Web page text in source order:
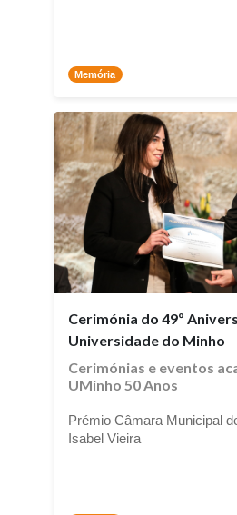
Memória
Cerimónia do 49º
Universidade do Minho
Cerimónias e eventos
UMinho 50 Anos
Prémio Câmara Municipal
Isabel Vieira